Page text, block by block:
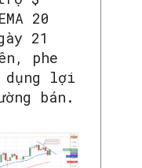
20
21
phe
dụng lợi
bán.